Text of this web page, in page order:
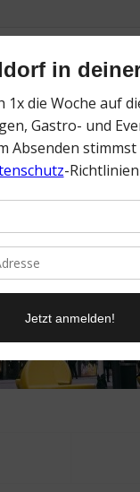
fotokoch-850-550
9. Dezember 2021 /